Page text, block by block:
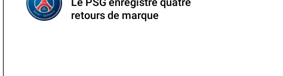
Le PSG enregistre quatre
retours de marque